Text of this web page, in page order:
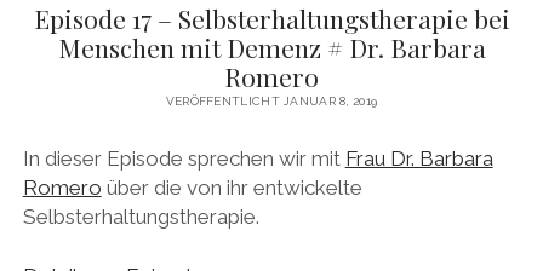
Episode 17 – Selbsterhaltungstherapie bei
Menschen mit Demenz # Dr. Barbara
Romero
VERÖFFENTLICHT JANUAR 8, 2019
In dieser Episode sprechen wir mit Frau Dr. Barbara
Romero über die von ihr entwickelte
Selbsterhaltungstherapie.